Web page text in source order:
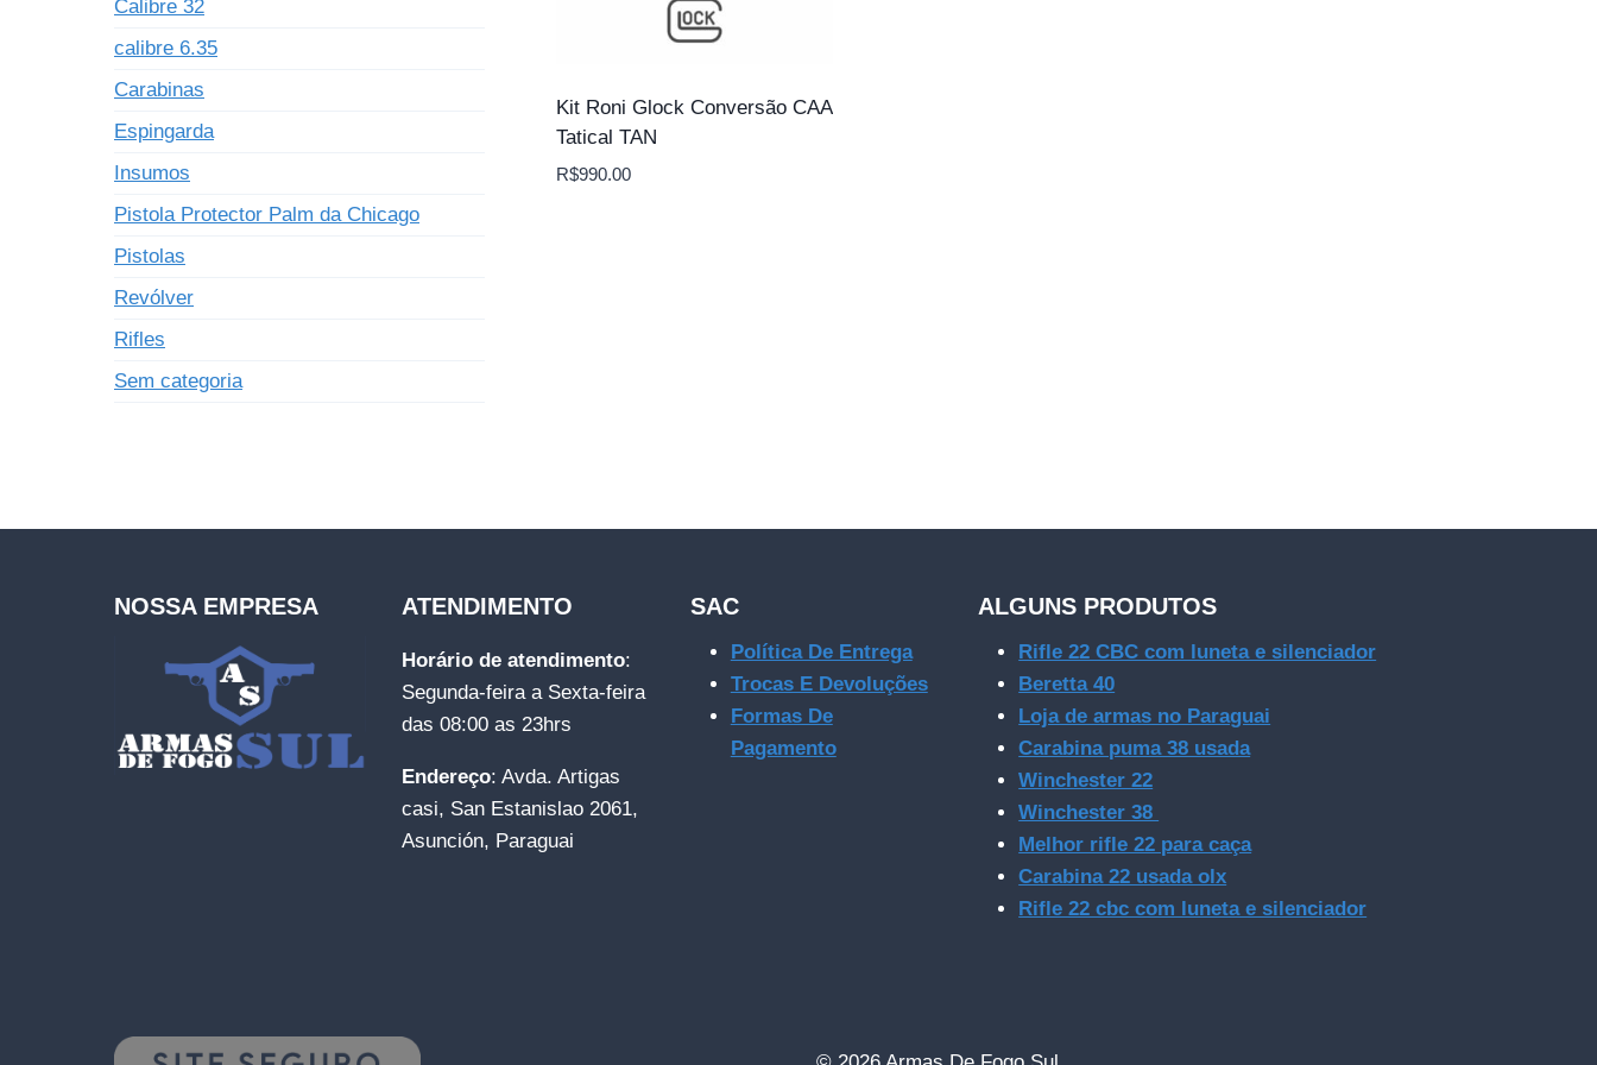
Kit Roni Glock Conversão CAA
Tatical TAN
R$990.00
Calibre 32
calibre 6.35
Carabinas
Espingarda
Insumos
Pistola Protector Palm da Chicago
Pistolas
Revólver
Rifles
Sem categoria
NOSSA EMPRESA ATENDIMENTO
Horário de atendimento:
Segunda-feira a Sexta-feira
das 08:00 as 23hrs
Endereço: Avda. Artigas
casi, San Estanislao 2061,
Asunción, Paraguai
SAC
Política De Entrega
Trocas E Devoluções
Formas De
Pagamento
ALGUNS PRODUTOS
Rifle 22 CBC com luneta e silenciador
Beretta 40
Loja de armas no Paraguai
Carabina puma 38 usada
Winchester 22
Winchester 38
Melhor rifle 22 para caça
Carabina 22 usada olx
Rifle 22 cbc com luneta e silenciador